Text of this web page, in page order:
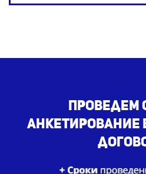
Проведем
анкетирование